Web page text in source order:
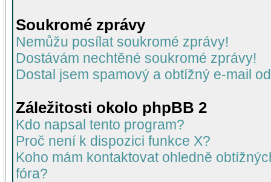
Soukromé zprávy
Nemůžu posílat soukromé zprávy!
Dostávám nechtěné soukromé zprávy!
Dostal jsem spamový a obtížný e-mail
Záležitosti okolo phpBB 2
Kdo napsal tento program?
Proč není k dispozici funkce X?
Koho mám kontaktovat ohledně
fóra?